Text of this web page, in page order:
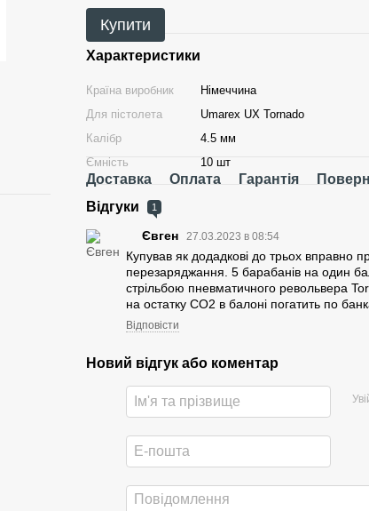
Купити
Характеристики
Країна виробник
Німеччина
Для пістолета
Umarex UX Tornado
Калібр
4.5 мм
Ємність
10 шт
Доставка Оплата Гарантія
Відгуки
1
Євген 27.03.2023 в 08:54
Купував як додадкові до трьох
перезаряджання. 5 барабанів на один
стрільбою пневматичного револьвера
на остатку CO2 в балоні погатить по
Відповісти
Новий відгук або коментар